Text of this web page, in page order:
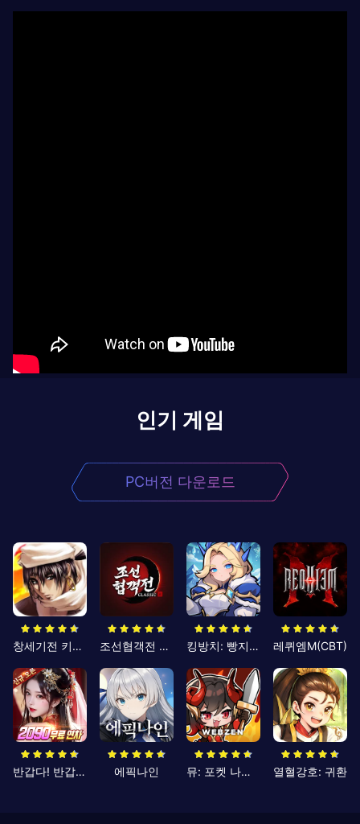
인기 게임
PC버전 다운로드
창세기전 키우기 조선협객전 클래식 킹방치: 빵지의 제왕 레퀴엠M(CBT)
반갑다! 반갑삼국지 에픽나인 뮤: 포켓 나이츠 열혈강호: 귀환